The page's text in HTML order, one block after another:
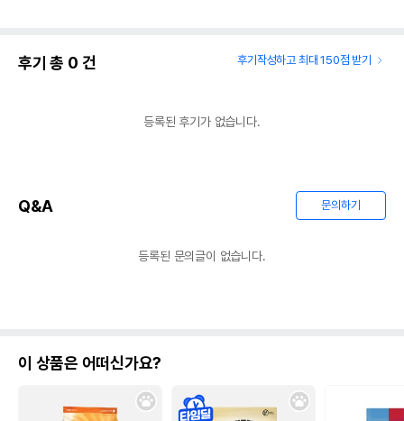
후기 총 0 건 후기작성하고 최대 150점 받기
등록된 후기가 없습니다.
Q&A 문의하기
등록된 문의글이 없습니다.
이 상품은 어떠신가요?